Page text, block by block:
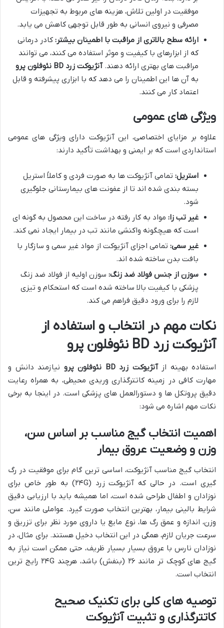
موفقیت در اولین تلاش، هزینه های مربوط به تجهیزات
مصرفی و نیروی انسانی به طور قابل توجهی کاهش می یابد.
ارائه سطح بالاتری از مراقبت با اطمینان بیشتر: کادر درمانی
که از ابزارهای با کیفیت و موثر استفاده می کنند، می توانند
مراقبت های بهتری ارائه دهند.آنژیوکت زرد BD نئوفلون پرو
به آن ها این اطمینان را می دهد که با ابزاری پیشرفته و قابل
اعتماد کار می کنند.
ویژگی های عمومی
علاوه بر مزایای اختصاصی، این آنژیوکت دارای ویژگی های عمومی
استانداردی است که بر ایمنی و بهداشت تأکید دارند:
استریل: تمامی آنژیوکت ها به صورت فردی و کاملاً استریل
بسته بندی شده اند تا از عفونت های بیمارستانی جلوگیری
شود.
غیر تب زا: مواد به کار رفته در ساخت این محصول به گونه ای
است که هیچگونه واکنشی مانند تب در بیمار ایجاد نمی کند.
غیر سمی: تمامی اجزای آنژیوکت از مواد غیر سمی و سازگار با
بافت بدن ساخته شده اند.
سوزن از جنس فولاد ضد زنگ: سوزن اولیه از فولاد ضد زنگ
پزشکی با کیفیت بالا ساخته شده است که استحکام و تیزی
لازم را برای ورود دقیق فراهم می کند.
نکات مهم در انتخاب و استفاده از
آنژیوکت زرد BD نئوفلون پرو
استفاده بهینه ازآنژیوکت زرد BD نئوفلون پرو
نیازمند دانش و
مهارت کافی در زمینه کاتترگذاری وریدی محیطی، به همراه رعایت
دقیق پروتکل ها و دستورالعمل های پزشکی است. در اینجا به برخی
نکات مهم اشاره می شود:
اهمیت انتخاب گیج مناسب بر اساس سن،
وزن و وضعیت عروق بیمار
انتخاب گیج مناسب آنژیوکت، اساسی ترین گام برای موفقیت در رگ
گیری است. در حالی که آنژیوکت زرد (۲۴G) به طور خاص برای
نوزادان و اطفال طراحی شده است، اما همیشه باید با ارزیابی دقیق
شرایط بالینی بیمار، بهترین انتخاب صورت گیرد. عواملی مانند سن،
وزن، اندازه و عمق رگ ها، نوع مایع یا داروی مورد نظر برای تزریق و
سرعت جریان لازم، همگی در این انتخاب دخیل هستند. برای مثال، در
نوزادان نارس با عروق بسیار بسیار ظریف، حتی ممکن است نیاز به
گیج های کوچک تر مانند ۲۶ (بنفش) باشد، هرچند ۲۴G رایج ترین
انتخاب است.
توصیه های کلی برای تکنیک صحیح
کاتترگذاری و تثبیت آنژیوکت